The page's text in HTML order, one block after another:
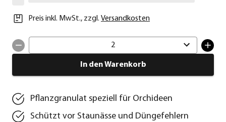
Preis inkl. MwSt., zzgl. Versandkosten
2
In den Warenkorb
Pflanzgranulat speziell für Orchideen
Schützt vor Staunässe und Düngefehlern